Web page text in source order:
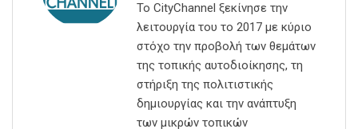
Το CityChannel ξεκίνησε την
λειτουργία του το 2017 με κύριο
στόχο την προβολή των θεμάτων
της τοπικής αυτοδιοίκησης, τη
στήριξη της πολιτιστικής
δημιουργίας και την ανάπτυξη
των μικρών τοπικών